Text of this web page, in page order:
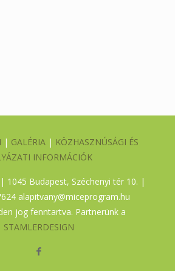
| GALÉRIA | KÖZHASZNÚSÁGI ÉS
INFORMÁCIÓK
1045 Budapest, Széchenyi tér 10. |
alapitvany@miceprogram.hu
jog fenntartva. Partnerünk a
STAMLERDESIGN